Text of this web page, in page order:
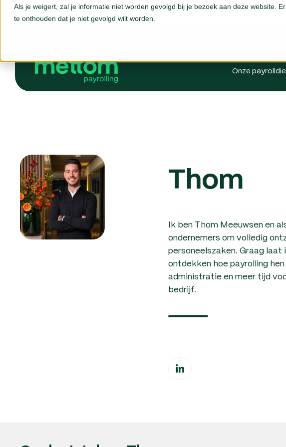
Als je weigert, zal je informatie niet worden gevolgd bij je bezoek aan deze website.
te onthouden dat je niet gevolgd wilt worden.
Onze
Thom
Ik ben Thom Meeuwsen en
ondernemers om volledig
personeelszaken. Graag
ontdekken hoe payrolling
administratie en meer tijd
bedrijf.